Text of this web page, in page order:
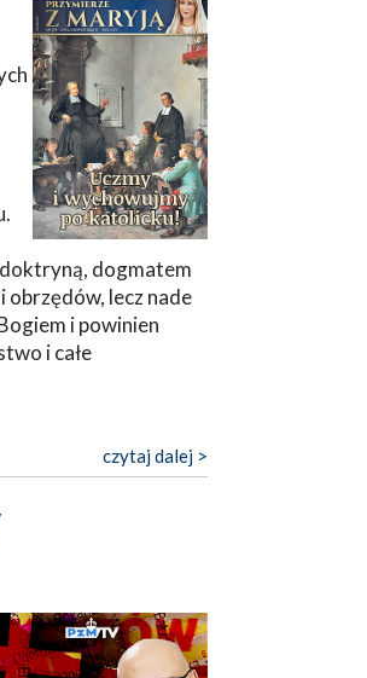
dogmatem
lecz nade
i powinien
i całe
czytaj dalej >